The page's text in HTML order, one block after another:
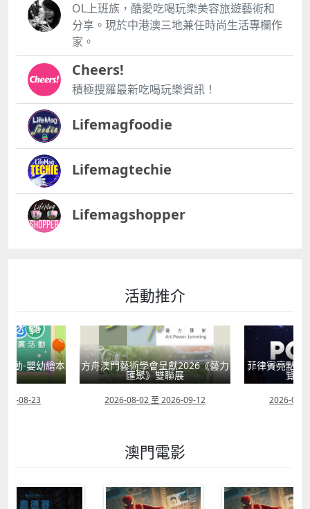
OL上班族，酷愛吃喝玩樂美容旅遊藝術和
分享。現於中港澳三地兼任時尚生活專欄作
家。
Cheers!
積極搜羅最新吃喝玩樂資訊！
Lifemagfoodie
Lifemagtechie
Lifemagshopper
活動推介
動-嬰幼繪本
08-23
方舟澳門藝術學會呈獻2026《藝力
匯聚》雙聯展
2026-08-02 至 2026-09-12
菲律賓亮點文
覽會
2026-07-
澳門電影